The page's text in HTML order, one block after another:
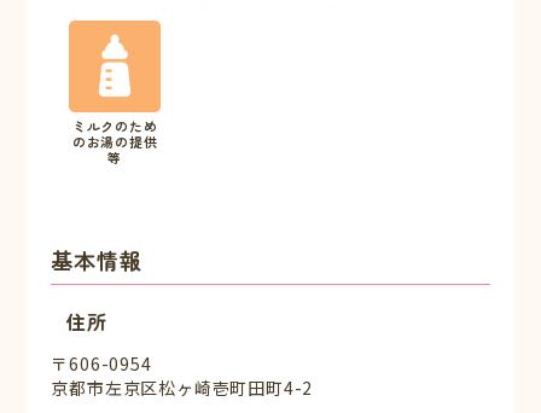
ミルクのため
のお湯の提供
等
基本情報
住所
〒606-0954
京都市左京区松ヶ崎壱町田町4-2